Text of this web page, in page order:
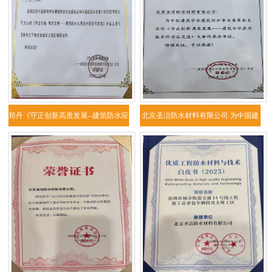
郑丹《守正创新高质发展--建筑防水应
用技
北京圣洁防水材料有限公司 为中国建
筑学会